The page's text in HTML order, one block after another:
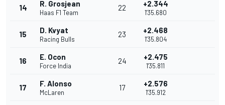
14 R. Grosjean
Haas F1 Team
22 +2.344
1'35.680
15 D. Kvyat
Racing Bulls
23 +2.468
1'35.804
16 E. Ocon
Force India
24 +2.475
1'35.811
17 F. Alonso
McLaren
17 +2.576
1'35.912